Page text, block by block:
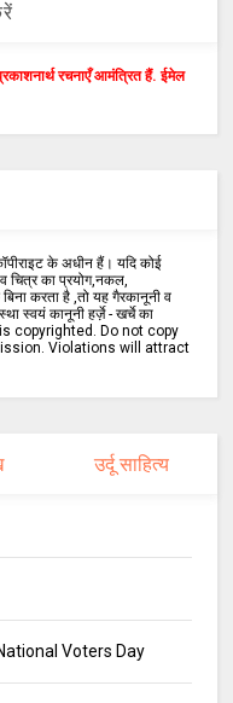
रचनाएँ आमंत्रित हैं. ईमेल
के अधीन हैं। यदि कोई
चित्र का प्रयोग,नकल,
करता है ,तो यह गैरकानूनी व
स्वयं कानूनी हर्ज़े - खर्चे का
is copyrighted. Do not copy
Violations will attract
उर्दू साहित्य
National Voters Day